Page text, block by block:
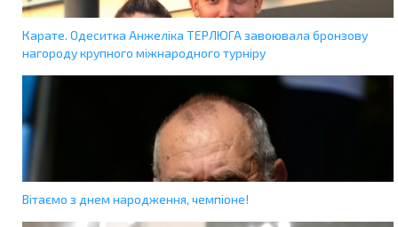
Карате. Одеситка Анжеліка ТЕРЛЮГА завоювала бронзову
нагороду крупного міжнародного турніру
Вітаємо з днем народження, чемпіоне!